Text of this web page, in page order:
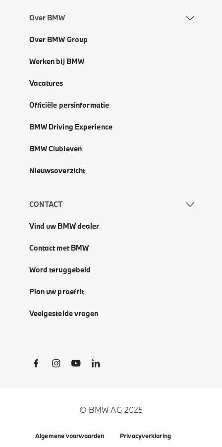
Over BMW
Over BMW Group
Werken bij BMW
Vacatures
Officiële persinformatie
BMW Driving Experience
BMW Clubleven
Nieuwsoverzicht
CONTACT
Vind uw BMW dealer
Contact met BMW
Word teruggebeld
Plan uw proefrit
Veelgestelde vragen
Social Links
© BMW AG 2025
Algemene voorwaarden
Privacyverklaring